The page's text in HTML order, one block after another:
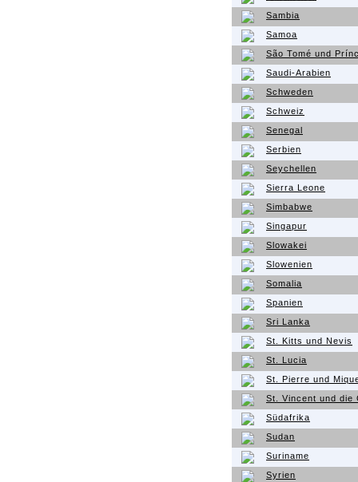
Sambia
Samoa
São Tomé und
Saudi-Arabien
Schweden
Schweiz
Senegal
Serbien
Seychellen
Sierra Leone
Simbabwe
Singapur
Slowakei
Slowenien
Somalia
Spanien
Sri Lanka
St. Kitts und Nevis
St. Lucia
St. Pierre und
St. Vincent und die
Südafrika
Sudan
Suriname
Syrien